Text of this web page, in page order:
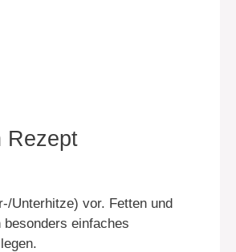
Rezept
Unterhitze) vor. Fetten und
einfaches